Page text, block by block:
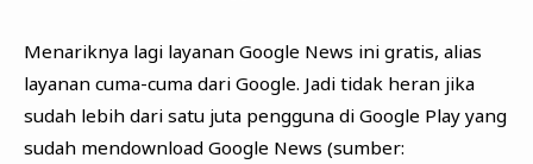
Menariknya lagi layanan Google News ini gratis, alias
layanan cuma-cuma dari Google. Jadi tidak heran jika
sudah lebih dari satu juta pengguna di Google Play yang
sudah mendownload Google News (sumber: